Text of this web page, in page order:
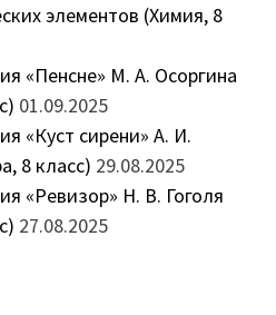
элементов (Химия, 8
«Пенсне» М. А. Осоргина
01.09.2025
«Куст сирени» А. И.
8 класс) 29.08.2025
«Ревизор» Н. В. Гоголя
27.08.2025